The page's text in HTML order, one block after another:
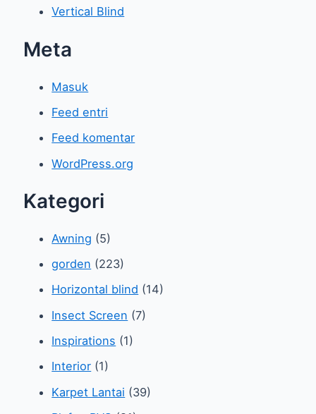
Vertical Blind
Meta
Masuk
Feed entri
Feed komentar
WordPress.org
Kategori
Awning (5)
gorden (223)
Horizontal blind (14)
Insect Screen (7)
Inspirations (1)
Interior (1)
Karpet Lantai (39)